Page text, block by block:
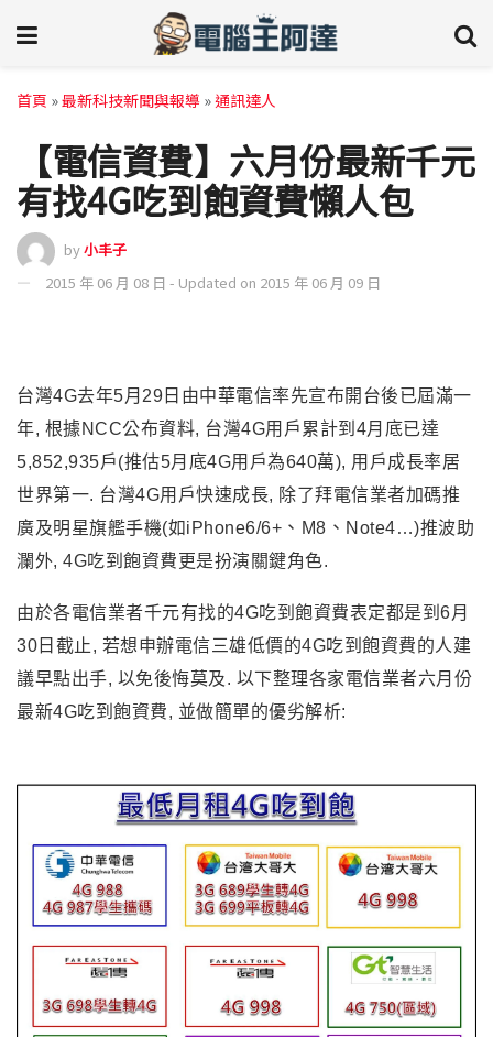
首頁 »最新科技新聞與報導 »通訊達人
【電信資費】六月份最新千元
有找4G吃到飽資費懶人包
by小丰子
2015 年 06 月 08 日 - Updated on 2015 年 06 月 09 日
台灣4G去年5月29日由中華電信率先宣布開台後已屆滿一
年, 根據NCC公布資料, 台灣4G用戶累計到4月底已達
5,852,935戶(推估5月底4G用戶為640萬), 用戶成長率居
世界第一. 台灣4G用戶快速成長, 除了拜電信業者加碼推
廣及明星旗艦手機(如iPhone6/6+ 、 M8 、 Note4…)推波助
瀾外, 4G吃到飽資費更是扮演關鍵角色.
由於各電信業者千元有找的4G吃到飽資費表定都是到6月
30日截止, 若想申辦電信三雄低價的4G吃到飽資費的人建
議早點出手, 以免後悔莫及. 以下整理各家電信業者六月份
最新4G吃到飽資費, 並做簡單的優劣解析: